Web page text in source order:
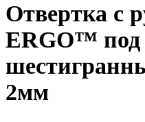
Отвертка с
ERGO™ под
2мм